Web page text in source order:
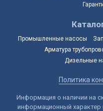
Промышленные насосы
Арматура
Дизельные
Политика
Информация о наличии на
информационный характер